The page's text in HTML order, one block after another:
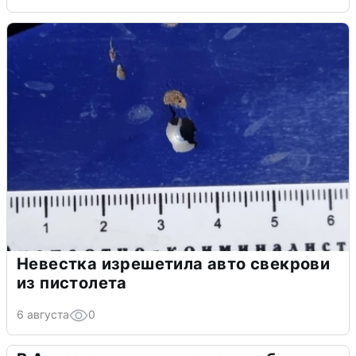
Невестка изрешетила авто свекрови
из пистолета
6 августа 0